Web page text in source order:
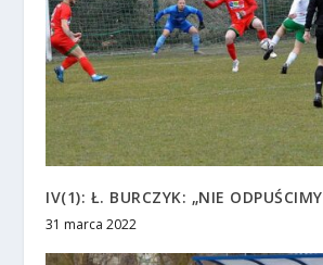
IV(1): Ł. BURCZYK: „NIE
31 marca 2022